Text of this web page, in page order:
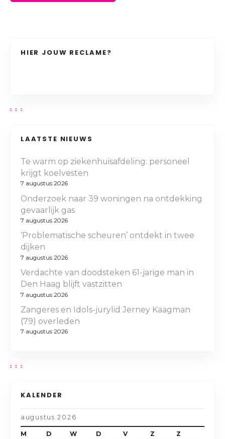
HIER JOUW RECLAME?
LAATSTE NIEUWS
Te warm op ziekenhuisafdeling: personeel
krijgt koelvesten
7 augustus 2026
Onderzoek naar 39 woningen na ontdekking
gevaarlijk gas
7 augustus 2026
‘Problematische scheuren’ ontdekt in twee
dijken
7 augustus 2026
Verdachte van doodsteken 61-jarige man in
Den Haag blijft vastzitten
7 augustus 2026
Zangeres en Idols-jurylid Jerney Kaagman
(79) overleden
7 augustus 2026
KALENDER
augustus 2026
M D W D V Z Z